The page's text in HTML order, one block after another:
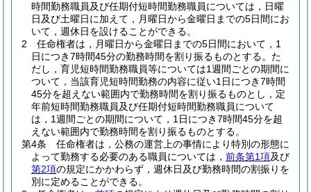
時間勤務職員及び任期付短時間勤務職員については，日曜
日及び土曜日に加えて，月曜日から金曜日までの5日間にお
いて，週休日を設けることができる。
2
任命権者は，月曜日から金曜日までの5日間において，1
日につき7時間45分の勤務時間を割り振るものとする。 た
だし，育児短時間勤務職員等については1週間ごとの期間に
ついて，当該育児短時間勤務の内容に従い1日につき7時間
45分を超えない範囲内で勤務時間を割り振るものとし，定
年前短時間勤務職員及び任期付短時間勤務職員について
は，1週間ごとの期間について，1日につき7時間45分を超
えない範囲内で勤務時間を割り振るものとする。
第4条
任命権者は，公務の運営上の事情により特別の形態に
よって勤務する必要のある職員については， 前条第1項及び
第2項の規定にかかわらず，週休日及び勤務時間の割振りを
別に定めることができる。